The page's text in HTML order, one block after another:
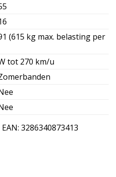
(615 kg max. belasting per
tot 270 km/u
3286340873413